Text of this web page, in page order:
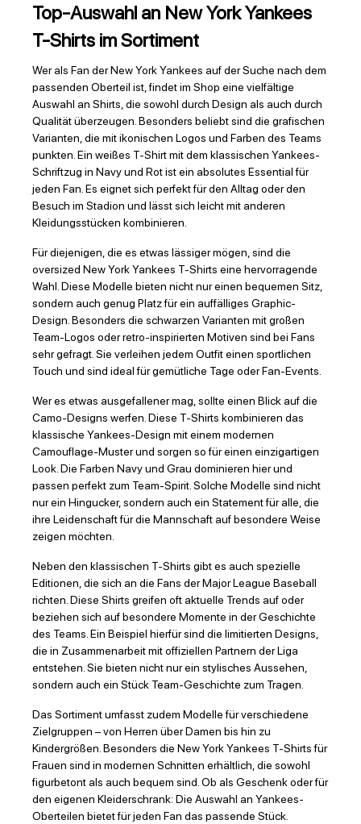
Top-Auswahl an New York Yankees
T-Shirts im Sortiment
Wer als Fan der New York Yankees auf der Suche nach dem
passenden Oberteil ist, findet im Shop eine vielfältige
Auswahl an Shirts, die sowohl durch Design als auch durch
Qualität überzeugen. Besonders beliebt sind die grafischen
Varianten, die mit ikonischen Logos und Farben des Teams
punkten. Ein weißes T-Shirt mit dem klassischen Yankees-
Schriftzug in Navy und Rot ist ein absolutes Essential für
jeden Fan. Es eignet sich perfekt für den Alltag oder den
Besuch im Stadion und lässt sich leicht mit anderen
Kleidungsstücken kombinieren.
Für diejenigen, die es etwas lässiger mögen, sind die
oversized New York Yankees T-Shirts eine hervorragende
Wahl. Diese Modelle bieten nicht nur einen bequemen Sitz,
sondern auch genug Platz für ein auffälliges Graphic-
Design. Besonders die schwarzen Varianten mit großen
Team-Logos oder retro-inspirierten Motiven sind bei Fans
sehr gefragt. Sie verleihen jedem Outfit einen sportlichen
Touch und sind ideal für gemütliche Tage oder Fan-Events.
Wer es etwas ausgefallener mag, sollte einen Blick auf die
Camo-Designs werfen. Diese T-Shirts kombinieren das
klassische Yankees-Design mit einem modernen
Camouflage-Muster und sorgen so für einen einzigartigen
Look. Die Farben Navy und Grau dominieren hier und
passen perfekt zum Team-Spirit. Solche Modelle sind nicht
nur ein Hingucker, sondern auch ein Statement für alle, die
ihre Leidenschaft für die Mannschaft auf besondere Weise
zeigen möchten.
Neben den klassischen T-Shirts gibt es auch spezielle
Editionen, die sich an die Fans der Major League Baseball
richten. Diese Shirts greifen oft aktuelle Trends auf oder
beziehen sich auf besondere Momente in der Geschichte
des Teams. Ein Beispiel hierfür sind die limitierten Designs,
die in Zusammenarbeit mit offiziellen Partnern der Liga
entstehen. Sie bieten nicht nur ein stylisches Aussehen,
sondern auch ein Stück Team-Geschichte zum Tragen.
Das Sortiment umfasst zudem Modelle für verschiedene
Zielgruppen – von Herren über Damen bis hin zu
Kindergrößen. Besonders die New York Yankees T-Shirts für
Frauen sind in modernen Schnitten erhältlich, die sowohl
figurbetont als auch bequem sind. Ob als Geschenk oder für
den eigenen Kleiderschrank: Die Auswahl an Yankees-
Oberteilen bietet für jeden Fan das passende Stück.